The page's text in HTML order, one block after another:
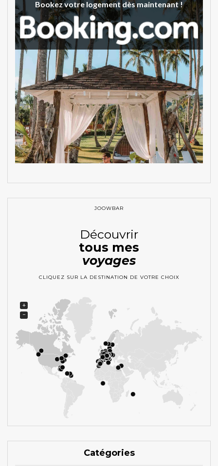
Bookez votre logement dès maintenant !
JOOWBAR
Découvrir
tous mes
voyages
CLIQUEZ SUR LA DESTINATION DE VOTRE CHOIX
+
−
Catégories